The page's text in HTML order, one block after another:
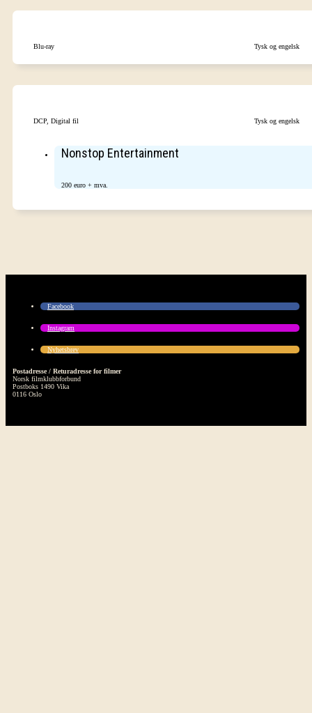
Blu-ray Tysk og engelsk
DCP, Digital fil Tysk og engelsk
Nonstop Entertainment
200 euro + mva.
Facebook
Instagram
Nyhetsbrev
Postadresse / Returadresse for filmer
Norsk filmklubbforbund
Postboks 1490 Vika
0116 Oslo